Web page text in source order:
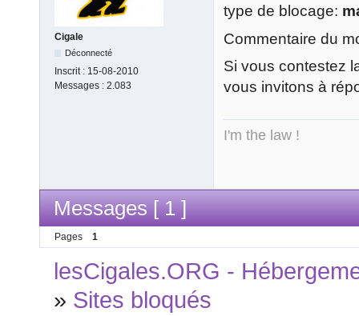
Cigale
Déconnecté
Inscrit : 15-08-2010
Messages : 2.083
type de blocage:
Commentaire du
Si vous contestez
vous invitons à
I'm the law !
Messages [ 1 ]
Pages 1
lesCigales.ORG -
» Sites bloqués